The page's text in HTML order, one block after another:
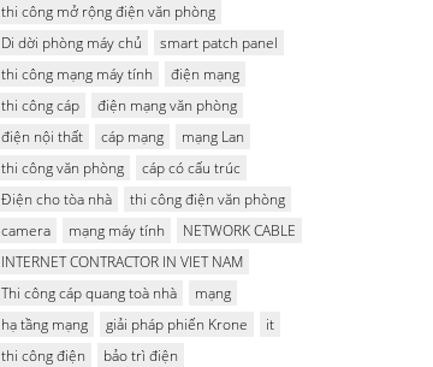
thi công mở rộng điện văn phòng
Di dời phòng máy chủ
smart patch panel
thi công mạng máy tính
điện mạng
thi công cáp
điện mạng văn phòng
điện nội thất
cáp mạng
mạng Lan
thi công văn phòng
cáp có cấu trúc
Điện cho tòa nhà
thi công điện văn phòng
camera
mạng máy tính
NETWORK CABLE
INTERNET CONTRACTOR IN VIET NAM
Thi công cáp quang toà nhà
mạng
hạ tầng mạng
giải pháp phiến Krone
it
thi công điện
bảo trì điện